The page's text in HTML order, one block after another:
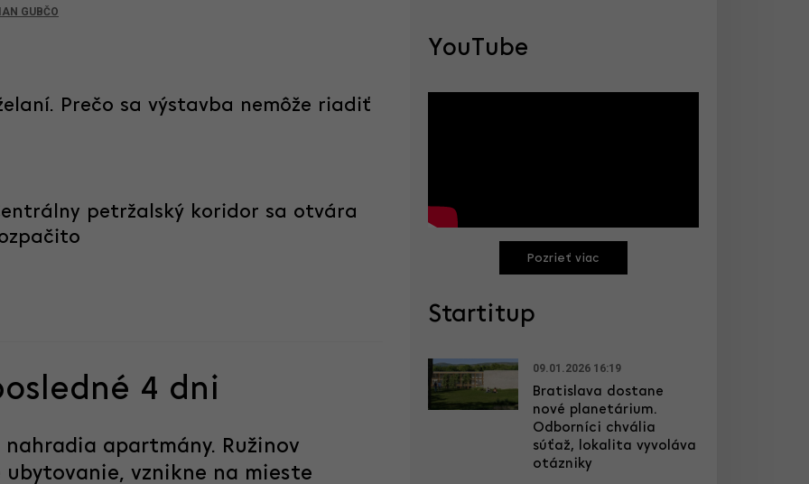
GUBČO
Prečo sa výstavba nemôže riadiť
petržalský koridor sa otvára
4 dni
apartmány. Ružinov
ubytovanie, vznikne na mieste
YouTube
Pozrieť viac
Startitup
09.01.2026 16:19
Bratislava dostane
nové planetárium.
Odborníci chvália
súťaž, lokalita vyvoláva
otázniky